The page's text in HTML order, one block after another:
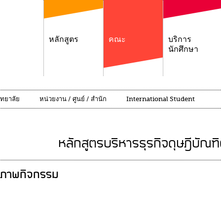
หลักสูตร คณะ
บริการ
นักศึกษา
ยาลัย หน่วยงาน / ศูนย์ / สำนัก International Student
หลักสูตรบริหารธุรกิจดุษฎีบัณฑิ
ภาพกิจกรรม